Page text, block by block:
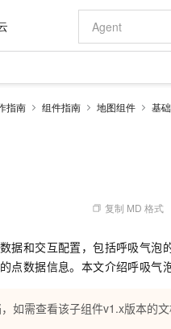
指南 组件指南 地图组件
基
复制 MD 格式
据和交互配置，包括呼吸气泡
数据信息。本文介绍呼吸气
如需查看该子组件v1.x版本的
大模型
编程与推理利器
旗舰 MoE 大模型，百万上下文与顶尖推理能力
图片和
让文字生成流
图生视频，流
理服务 面向真实软件
云原生数据
到位
源旗舰模型
用越聪明
打造工程团队 低代码高效
划
加速一人公司成长
限时加量 10 倍，夜间低至2折
分加倍 NEW
AI 场景体
图文、视频一
AI 建站
红利
配置报价
基础软件
Docker
JAVA
全能环境
产品伙伴
数据库合作
云网络合作
Salesforce
阿里云认证
官网公告
市场活动
活动全景
魔搭